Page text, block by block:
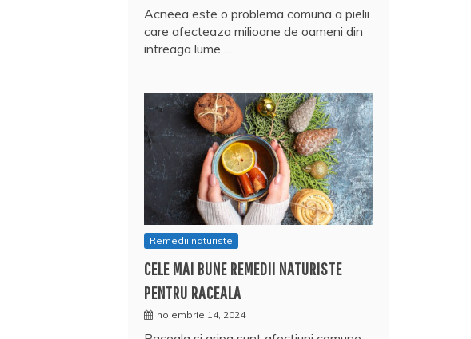
Acneea este o problema comuna a pielii
care afecteaza milioane de oameni din
intreaga lume,…
Remedii naturiste
CELE MAI BUNE REMEDII NATURISTE
PENTRU RACEALA
noiembrie 14, 2024